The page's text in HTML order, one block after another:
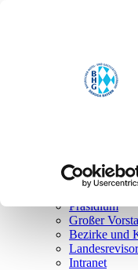
Hauptamt
Bezirks-
Ehrenamt
Präsidium
Großer
Bezirke und
Intranet